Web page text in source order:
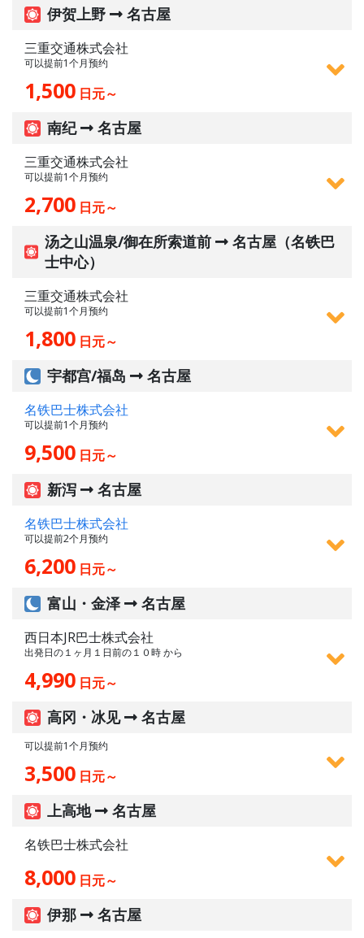
伊贺上野 名古屋
三重交通株式会社
可以提前1个月预约
1,500 日元～
南纪 名古屋
三重交通株式会社
可以提前1个月预约
2,700 日元～
汤之山温泉/御在所索道前
名古屋（名铁巴
士中心）
三重交通株式会社
可以提前1个月预约
1,800 日元～
宇都宫/福岛 名古屋
名铁巴士株式会社
可以提前1个月预约
9,500 日元～
新泻 名古屋
名铁巴士株式会社
可以提前2个月预约
6,200 日元～
富山・金泽 名古屋
西日本JR巴士株式会社
出発日の１ヶ月１日前の１０時 から
4,990 日元～
高冈・冰见 名古屋
可以提前1个月预约
3,500 日元～
上高地 名古屋
名铁巴士株式会社
8,000 日元～
伊那 名古屋